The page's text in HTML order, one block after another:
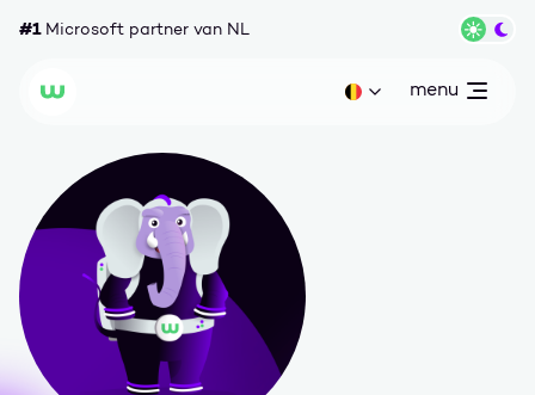
#1Microsoft partner van NL
Wortell Huidige taal: be
open
menu